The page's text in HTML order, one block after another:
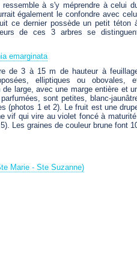
ressemble à s'y méprendre à celui
également le confondre avec
ce dernier possède un petit téton
de ces 3 arbres se
emarginata
de 3 à 15 m de hauteur à
elliptiques ou obovales,
large, avec une marge entière et
sont petites, blanc-
(photos 1 et 2). Le fruit est une
vif qui vire au violet foncé à
Les graines de couleur brune font
Marie - Ste Suzanne)